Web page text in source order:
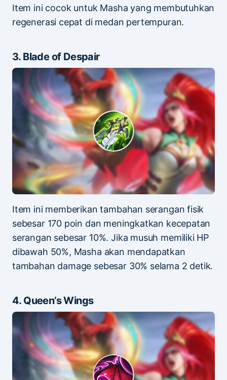
Item ini cocok untuk Masha yang membutuhkan
regenerasi cepat di medan pertempuran.
3. Blade of Despair
Item ini memberikan tambahan serangan fisik
sebesar 170 poin dan meningkatkan kecepatan
serangan sebesar 10%. Jika musuh memiliki HP
dibawah 50%, Masha akan mendapatkan
tambahan damage sebesar 30% selama 2 detik.
4. Queen’s Wings